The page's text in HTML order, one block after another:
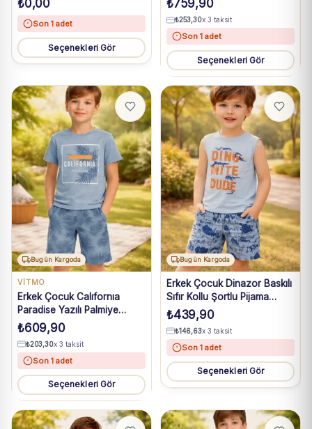
₺0,00
Son 1 adet
Seçenekleri Gör
₺759,90
₺253,30x 3 taksit
Son 1 adet
Seçenekleri Gör
Bugün Kargoda
VİTMO
Erkek Çocuk Calıfornıa
Paradise Yazılı Palmiye
Baskılı Kısa Kollukaprili
Pijama Takımı
₺609,90
₺203,30x 3 taksit
Son 1 adet
Seçenekleri Gör
Bugün Kargoda
Erkek Çocuk Dinazor Baskılı
Sıfır Kollu Şortlu Pijama
Takımı
₺439,90
₺146,63x 3 taksit
Son 1 adet
Seçenekleri Gör